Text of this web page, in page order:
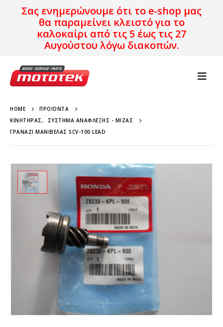
Σας ενημερώνουμε ότι το e-shop μας
θα παραμείνει κλειστό για το
καλοκαίρι από τις 5 έως τις 27
Αυγούστου λόγω διακοπών.
HOME
ΠΡΟΪΌΝΤΑ
ΚΙΝΗΤΉΡΑΣ,
ΣΎΣΤΗΜΑ ΑΝΆΦΛΕΞΗΣ - ΜΊΖΑΣ
ΓΡΑΝΆΖΙ ΜΑΝΙΒΈΛΑΣ SCV-100 LEAD